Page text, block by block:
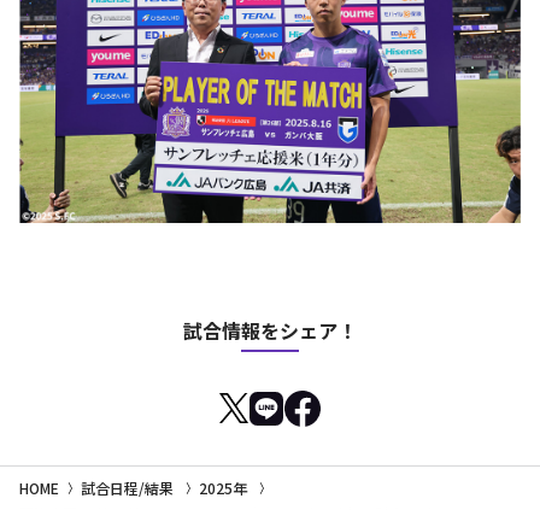
試合情報をシェア！
HOME 試合日程/結果
2025年